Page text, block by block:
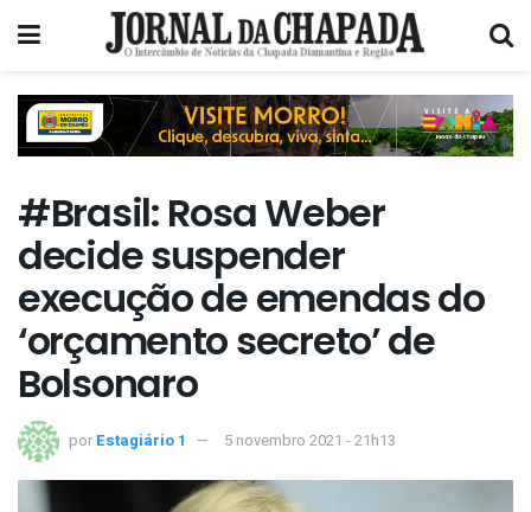
#Brasil: Rosa Weber
decide suspender
execução de emendas do
‘orçamento secreto’ de
Bolsonaro
por Estagiário 1 5 novembro 2021 - 21h13